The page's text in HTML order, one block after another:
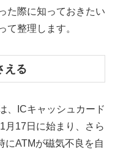
た際に知っておきたい
て整理します。
える
、ICキャッシュカード
月17日に始まり、さら
にATMが磁気不良を自